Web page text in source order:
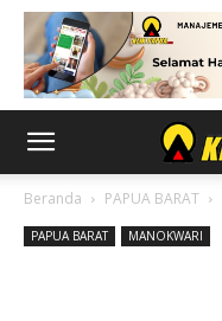
Beranda PAPUA BARAT
PAPUA BARAT MANOKWARI